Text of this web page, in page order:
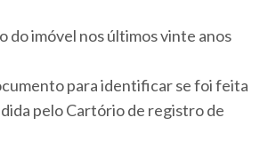
do imóvel nos últimos vinte anos
para identificar se foi feita
pelo Cartório de registro de